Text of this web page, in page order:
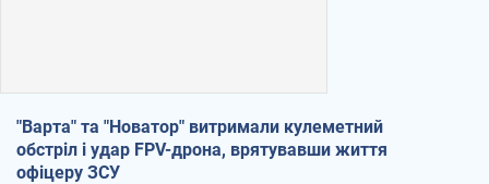
"Варта" та "Новатор" витримали кулеметний
обстріл і удар FPV-дрона, врятувавши життя
офіцеру ЗСУ